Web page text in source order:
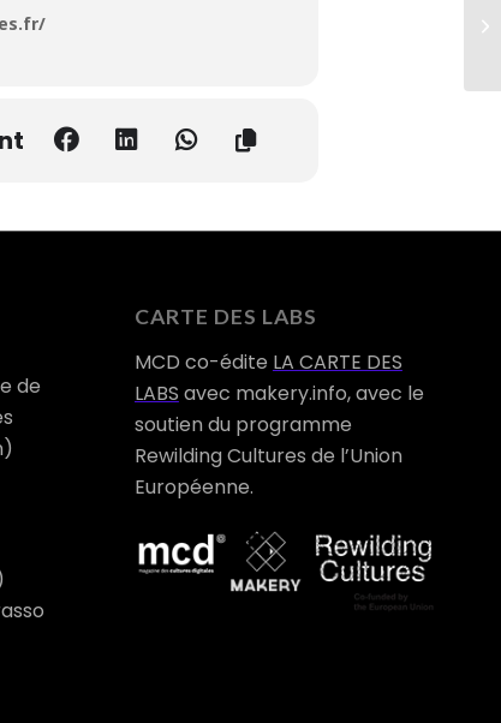
de
CARTE DES LABS
MCD co-édite LA CARTE DES
LABS avec makery.info, avec le
soutien du programme
Rewilding Cultures de l’Union
Européenne.